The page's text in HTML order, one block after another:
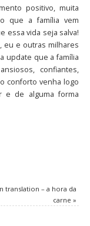
positivo, muita
que a família vem
essa vida seja salva!
eu e outras milhares
update que a família
confiantes,
conforto venha logo
e de alguma forma
translation – a hora da
carne»